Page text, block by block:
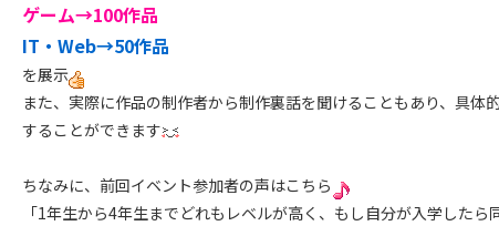
ゲーム→100作品
IT・Web→50作品
を展示
また、実際に作品の制作者から制作裏話を聞けることもあり、具体
することができます
ちなみに、前回イベント参加者の声はこちら
「1年生から4年生までどれもレベルが高く、もし自分が入学した